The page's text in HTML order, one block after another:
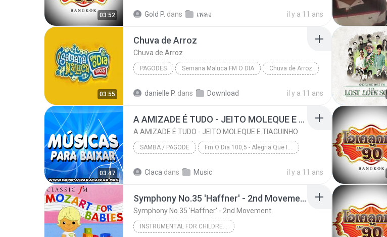
03:52 Gold P. dans เพลง il y a 11 ans
03:55
Chuva de Arroz
Chuva de Arroz
PAGODES Semana Maluca FM O DIA Chuva de Arroz
danielle P. dans Download il y a 11 ans
03:47
A AMIZADE É TUDO - JEITO MOLEQUE E TIAGUINHO
A AMIZADE É TUDO - JEITO MOLEQUE E TIAGUINHO
SAMBA / PAGODE Fm O Dia 100,5 - Alegria Que Irradia Ao Vivo - www.musicasparabaixar.org
Claca dans Music il y a 11 ans
Symphony No.35 'Haffner' - 2nd Movement
Symphony No.35 'Haffner' - 2nd Movement
INSTRUMENTAL FOR CHILDREN, RELAX